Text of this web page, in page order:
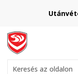
Keresés az oldalon